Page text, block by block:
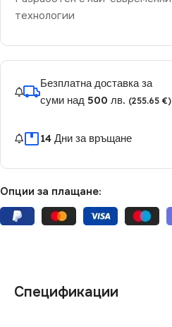
технологии
Безплатна доставка за
суми над 500 лв. (255.65 €)
14 Дни за връщане
Опции за плащане:
Спецификации